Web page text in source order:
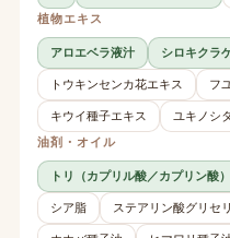
植物エキス
アロエベラ液汁 シロキクラ
トウキンセンカ花エキス フ
キウイ種子エキス ユキノシ
油剤・オイル
トリ（カプリル酸／カプリン酸
シア脂 ステアリン酸グリセ